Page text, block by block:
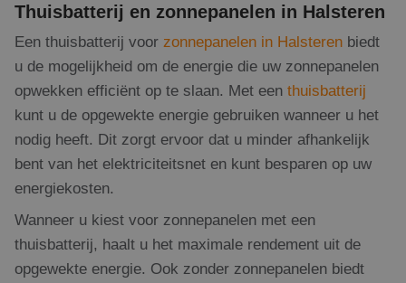
Thuisbatterij en zonnepanelen in Halsteren
Een thuisbatterij voor zonnepanelen in Halsteren biedt
u de mogelijkheid om de energie die uw zonnepanelen
opwekken efficiënt op te slaan. Met een thuisbatterij
kunt u de opgewekte energie gebruiken wanneer u het
nodig heeft. Dit zorgt ervoor dat u minder afhankelijk
bent van het elektriciteitsnet en kunt besparen op uw
energiekosten.
Wanneer u kiest voor zonnepanelen met een
thuisbatterij, haalt u het maximale rendement uit de
opgewekte energie. Ook zonder zonnepanelen biedt